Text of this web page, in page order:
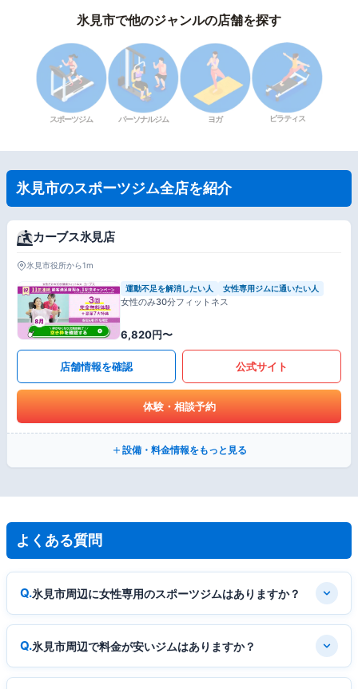
氷見市で他のジャンルの店舗を探す
スポーツジム パーソナルジム ヨガ ピラティス
氷見市のスポーツジム全店を紹介
カーブス氷見店
氷見市役所から1m
運動不足を解消したい人 女性専用ジムに通いたい人
女性のみ30分フィットネス
6,820円〜
店舗情報を確認 公式サイト
体験・相談予約
設備・料金情報をもっと見る
よくある質問
氷見市周辺に女性専用のスポーツジムはありますか？
氷見市周辺で料金が安いジムはありますか？